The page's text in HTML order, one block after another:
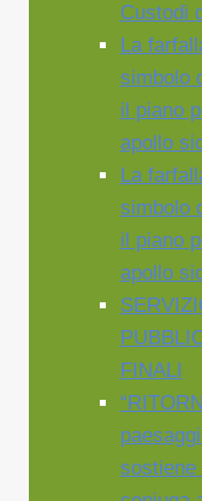
Custodi
La
simbolo
il piano
apollo
La
simbolo
il piano
apollo
FINALI
sostiene